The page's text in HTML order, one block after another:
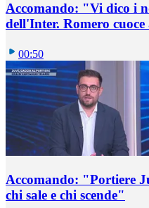
Accomando: "Vi dico i
dell'Inter. Romero
00:50
Accomando: "Portiere
chi sale e chi scende"